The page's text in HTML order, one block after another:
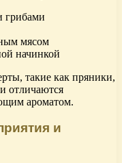
грибами
мясом
начинкой
такие как пряники,
отличаются
ароматом.
и